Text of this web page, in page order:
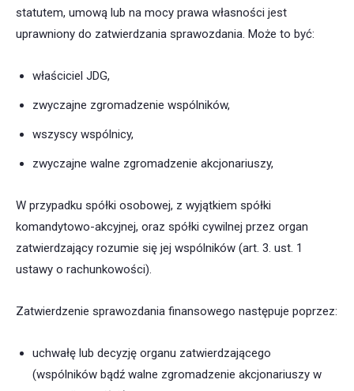
statutem, umową lub na mocy prawa własności jest
uprawniony do zatwierdzania sprawozdania. Może to być:
właściciel JDG,
zwyczajne zgromadzenie wspólników,
wszyscy wspólnicy,
zwyczajne walne zgromadzenie akcjonariuszy,
W przypadku spółki osobowej, z wyjątkiem spółki
komandytowo-akcyjnej, oraz spółki cywilnej przez organ
zatwierdzający rozumie się jej wspólników (art. 3. ust. 1
ustawy o rachunkowości).
Zatwierdzenie sprawozdania finansowego następuje poprzez:
uchwałę lub decyzję organu zatwierdzającego
(wspólników bądź walne zgromadzenie akcjonariuszy w